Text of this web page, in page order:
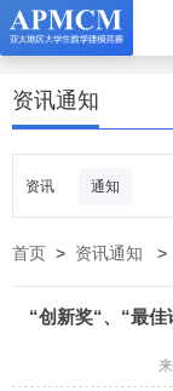
资讯通知
资讯 通知
首页 > 资讯通知 >
“创新奖“、“最